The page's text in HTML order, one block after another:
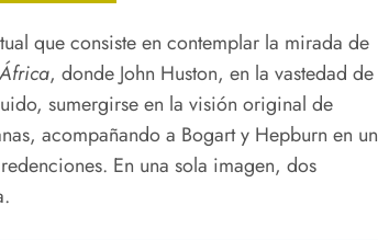
que consiste en contemplar la mirada de
, donde John Huston, en la vastedad de
sumergirse en la visión original de
acompañando a Bogart y Hepburn en un
En una sola imagen, dos